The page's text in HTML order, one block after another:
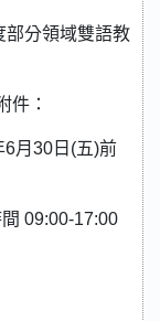
部分領域雙語教
件：
6月30日(五)前
09:00-17:00